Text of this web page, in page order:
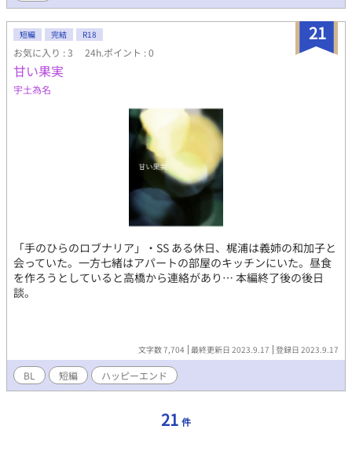
21
短編 完結 R18
お気に入り : 3 24h.ポイント : 0
甘い果実
宇土為名
「手のひらのロブナリア」・SS ある休日、梶浦は義姉の和加子と
会っていた。一方七緒はアパートの部屋のキッチンにいた。昼食
を作ろうとしていると高橋から連絡があり… 本編終了後の後日
談。
文字数 7,704 最終更新日 2023.9.17 登録日 2023.9.17
BL 短編 ハッピーエンド
21 件